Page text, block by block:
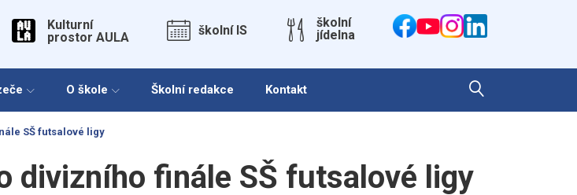
Kulturní
prostor AULA
školní IS
školní
jídelna
O škole Školní redakce Kontakt
SŠ futsalové ligy
divizního finále SŠ futsalové ligy